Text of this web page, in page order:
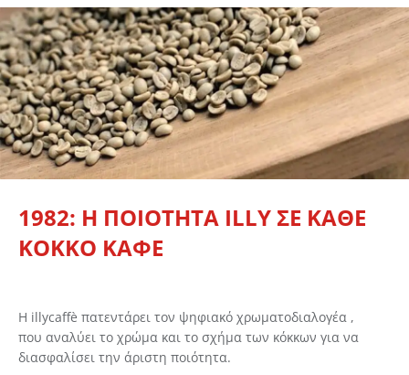
1982: Η ΠΟΙΟΤΗΤΑ ILLY ΣΕ ΚΑΘΕ
ΚΟΚΚΟ ΚΑΦΕ
Η illycaffè πατεντάρει τον ψηφιακό χρωματοδιαλογέα ,
που αναλύει το χρώμα και το σχήμα των κόκκων για να
διασφαλίσει την άριστη ποιότητα.